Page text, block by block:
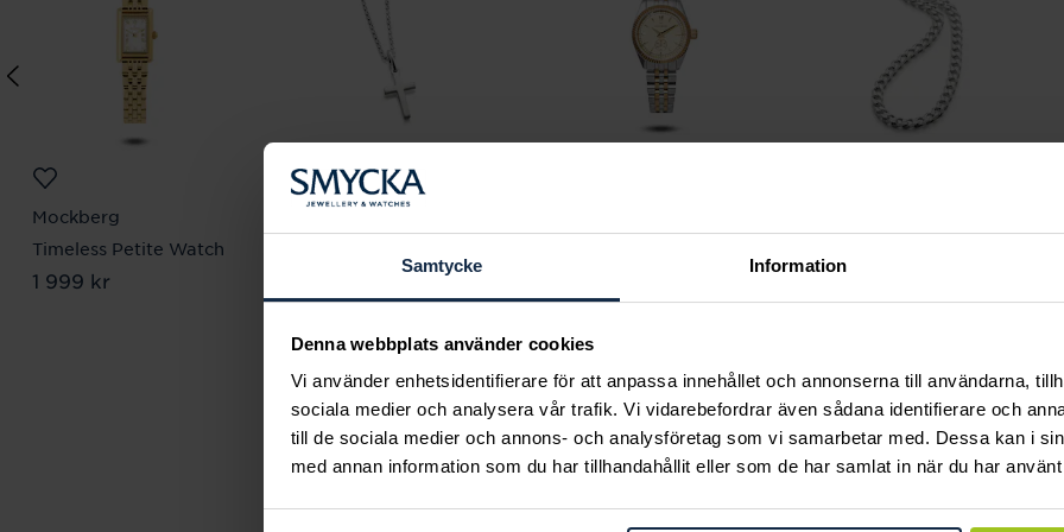
Samtycke Information
Denna webbplats använder cookies
Vi använder enhetsidentifierare för att anpassa innehållet och annonserna till användarna,
sociala medier och analysera vår trafik. Vi vidarebefordrar även sådana identifierare och
till de sociala medier och annons- och analysföretag som vi samarbetar med. Dessa kan i
med annan information som du har tillhandahållit eller som de har samlat in när du har
Mockberg
Timeless Petite Watch
Pris:1 999 kr
1 999 kr
Smycka tar ansvar för ett